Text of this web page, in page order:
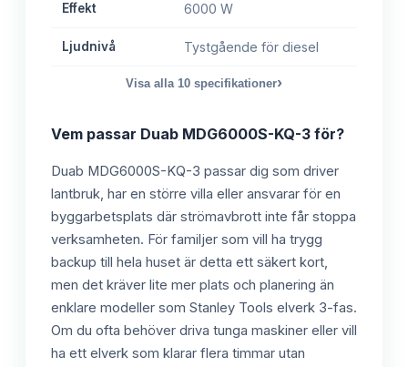
Effekt 6000 W
Ljudnivå Tystgående för diesel
Visa alla 10 specifikationer›
Vem passar Duab MDG6000S-KQ-3 för?
Duab MDG6000S-KQ-3 passar dig som driver
lantbruk, har en större villa eller ansvarar för en
byggarbetsplats där strömavbrott inte får stoppa
verksamheten. För familjer som vill ha trygg
backup till hela huset är detta ett säkert kort,
men det kräver lite mer plats och planering än
enklare modeller som Stanley Tools elverk 3-fas.
Om du ofta behöver driva tunga maskiner eller vill
ha ett elverk som klarar flera timmar utan